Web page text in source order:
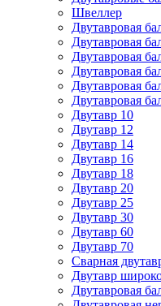
Швеллер
Двутавровая
Двутавровая
Двутавровая
Двутавровая
Двутавровая
Двутавровая
Двутавр 10
Двутавр 12
Двутавр 14
Двутавр 16
Двутавр 18
Двутавр 20
Двутавр 25
Двутавр 30
Двутавр 60
Двутавр 70
Сварная
Двутавр
Двутавровая